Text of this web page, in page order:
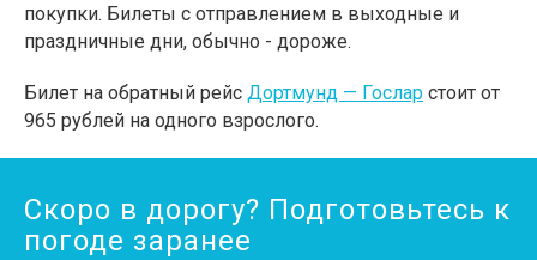
покупки. Билеты с отправлением в выходные и
праздничные дни, обычно - дороже.
Билет на обратный рейс Дортмунд — Гослар стоит от
965 рублей на одного взрослого.
Скоро в дорогу? Подготовьтесь к
погоде заранее